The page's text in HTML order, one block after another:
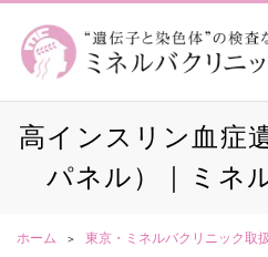
高インスリン血症
パネル）｜ミネ
ホーム 東京・ミネルバクリニック取